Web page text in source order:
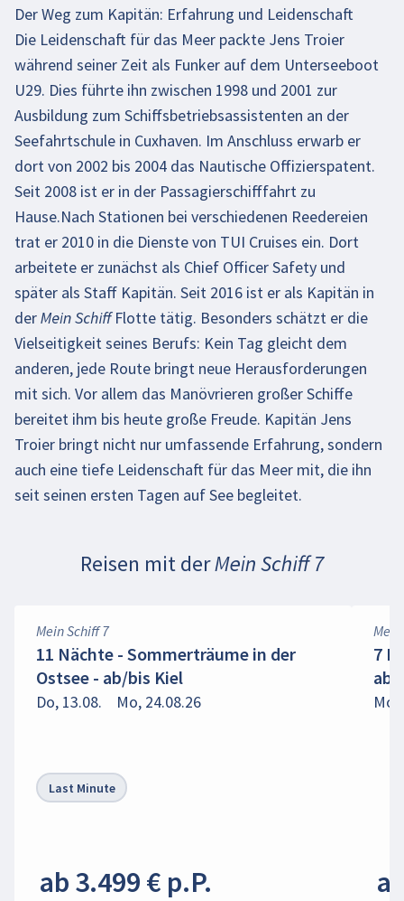
Der Weg zum Kapitän: Erfahrung und Leidenschaft
Die Leidenschaft für das Meer packte Jens Troier
während seiner Zeit als Funker auf dem Unterseeboot
U29. Dies führte ihn zwischen 1998 und 2001 zur
Ausbildung zum Schiffsbetriebsassistenten an der
Seefahrtschule in Cuxhaven. Im Anschluss erwarb er
dort von 2002 bis 2004 das Nautische Offizierspatent.
Seit 2008 ist er in der Passagierschifffahrt zu
Hause.Nach Stationen bei verschiedenen Reedereien
trat er 2010 in die Dienste von TUI Cruises ein. Dort
arbeitete er zunächst als Chief Officer Safety und
später als Staff Kapitän. Seit 2016 ist er als Kapitän in
der Mein Schiff Flotte tätig. Besonders schätzt er die
Vielseitigkeit seines Berufs: Kein Tag gleicht dem
anderen, jede Route bringt neue Herausforderungen
mit sich. Vor allem das Manövrieren großer Schiffe
bereitet ihm bis heute große Freude. Kapitän Jens
Troier bringt nicht nur umfassende Erfahrung, sondern
auch eine tiefe Leidenschaft für das Meer mit, die ihn
seit seinen ersten Tagen auf See begleitet.
Reisen mit der Mein Schiff 7
Mein Schiff 7
11 Nächte - Sommerträume in der
Ostsee - ab/bis Kiel
Do, 13.08. Mo, 24.08.26
Last Minute
ab 3.499 € p.P.
7
ab/
Mo,